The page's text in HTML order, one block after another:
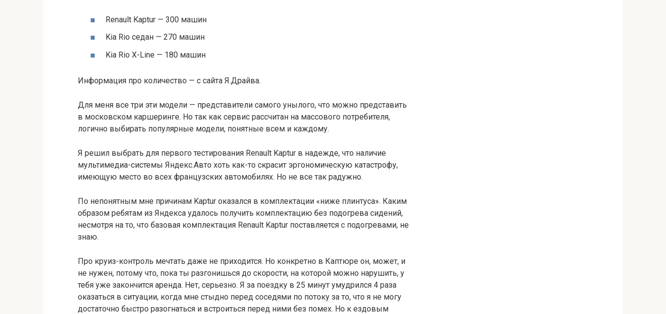
Renault Kaptur — 300 машин
Kia Rio седан — 270 машин
Kia Rio X-Line — 180 машин
Информация про количество — с сайта Я.Драйва.
Для меня все три эти модели — представители самого унылого, что можно представить
в московском каршеринге. Но так как сервис рассчитан на массового потребителя,
логично выбирать популярные модели, понятные всем и каждому.
Я решил выбрать для первого тестирования Renault Kaptur в надежде, что наличие
мультимедиа-системы Яндекс.Авто хоть как-то скрасит эргономическую катастрофу,
имеющую место во всех французских автомобилях. Но не все так радужно.
По непонятным мне причинам Kaptur оказался в комплектации «ниже плинтуса». Каким
образом ребятам из Яндекса удалось получить комплектацию без подогрева сидений,
несмотря на то, что базовая комплектация Renault Kaptur поставляется с подогревами, не
знаю.
Про круиз-контроль мечтать даже не приходится. Но конкретно в Каптюре он, может, и
не нужен, потому что, пока ты разгонишься до скорости, на которой можно нарушить, у
тебя уже закончится аренда. Нет, серьезно. Я за поездку в 25 минут умудрился 4 раза
оказаться в ситуации, когда мне стыдно перед соседями по потоку за то, что я не могу
достаточно быстро разогнаться и встроиться перед ними без помех. Но к ездовым